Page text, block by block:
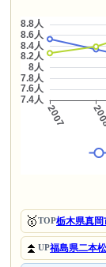
🥇TOP栃木県真岡
⏫UP福島県二本